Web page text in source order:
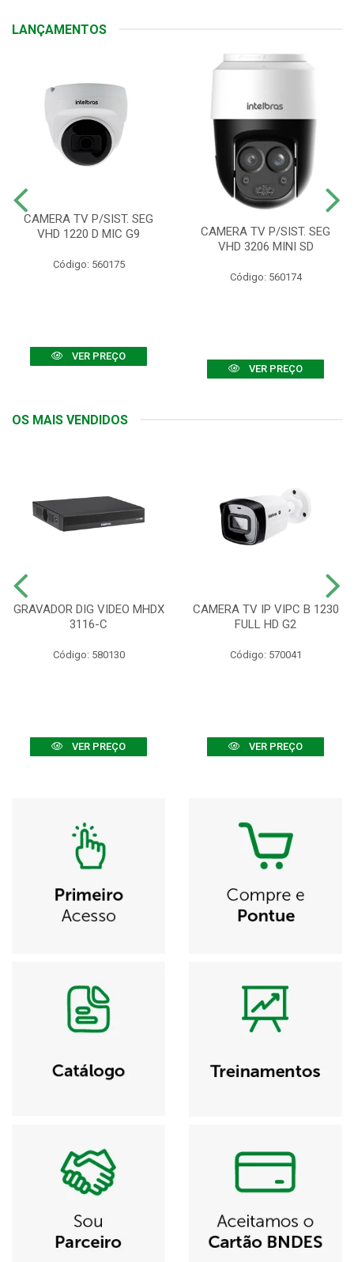
LANÇAMENTOS
CAMERA TV P/SIST. SEG
VHD 1220 D MIC G9
Código: 560175
VER PREÇO
CAMERA TV P/SIST. SEG
VHD 3206 MINI SD
Código: 560174
VER PREÇO
OS MAIS VENDIDOS
GRAVADOR DIG VIDEO MHDX
3116-C
Código: 580130
VER PREÇO
CAMERA TV IP VIPC B 1230
FULL HD G2
Código: 570041
VER PREÇO